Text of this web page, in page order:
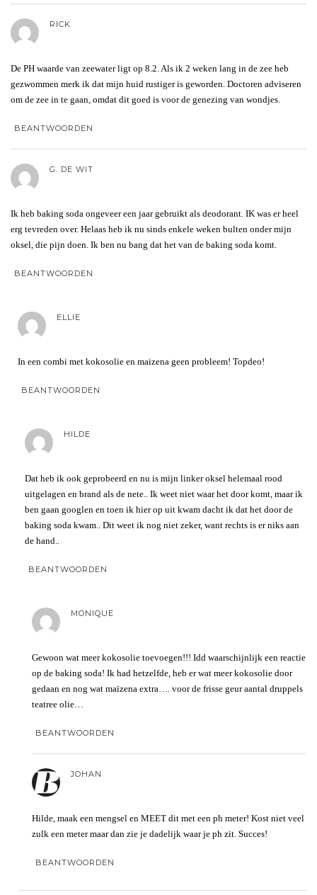
RICK
De PH waarde van zeewater ligt op 8.2. Als ik 2 weken lang in de zee heb
gezwommen merk ik dat mijn huid rustiger is geworden. Doctoren adviseren
om de zee in te gaan, omdat dit goed is voor de genezing van wondjes.
BEANTWOORDEN
G. DE WIT
Ik heb baking soda ongeveer een jaar gebruikt als deodorant. IK was er heel
erg tevreden over. Helaas heb ik nu sinds enkele weken bulten onder mijn
oksel, die pijn doen. Ik ben nu bang dat het van de baking soda komt.
BEANTWOORDEN
ELLIE
In een combi met kokosolie en maizena geen probleem! Topdeo!
BEANTWOORDEN
HILDE
Dat heb ik ook geprobeerd en nu is mijn linker oksel helemaal rood
uitgelagen en brand als de nete.. Ik weet niet waar het door komt, maar ik
ben gaan googlen en toen ik hier op uit kwam dacht ik dat het door de
baking soda kwam.. Dit weet ik nog niet zeker, want rechts is er niks aan
de hand..
BEANTWOORDEN
MONIQUE
Gewoon wat meer kokosolie toevoegen!!! Idd waarschijnlijk een reactie
op de baking soda! Ik had hetzelfde, heb er wat meer kokosolie door
gedaan en nog wat maïzena extra…. voor de frisse geur aantal druppels
teatree olie…
BEANTWOORDEN
JOHAN
Hilde, maak een mengsel en MEET dit met een ph meter! Kost niet veel
zulk een meter maar dan zie je dadelijk waar je ph zit. Succes!
BEANTWOORDEN